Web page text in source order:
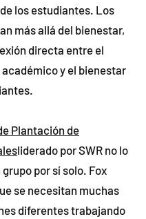
los estudiantes. Los
más allá del bienestar,
directa entre el
y el bienestar
Plantación de
liderado por SWR no lo
por sí solo. Fox
se necesitan muchas
diferentes trabajando